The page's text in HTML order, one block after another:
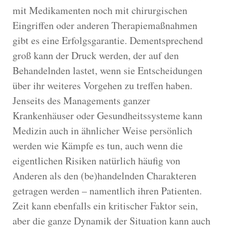
mit Medikamenten noch mit chirurgischen
Eingriffen oder anderen Therapiemaßnahmen
gibt es eine Erfolgsgarantie. Dementsprechend
groß kann der Druck werden, der auf den
Behandelnden lastet, wenn sie Entscheidungen
über ihr weiteres Vorgehen zu treffen haben.
Jenseits des Managements ganzer
Krankenhäuser oder Gesundheitssysteme kann
Medizin auch in ähnlicher Weise persönlich
werden wie Kämpfe es tun, auch wenn die
eigentlichen Risiken natürlich häufig von
Anderen als den (be)handelnden Charakteren
getragen werden – namentlich ihren Patienten.
Zeit kann ebenfalls ein kritischer Faktor sein,
aber die ganze Dynamik der Situation kann auch